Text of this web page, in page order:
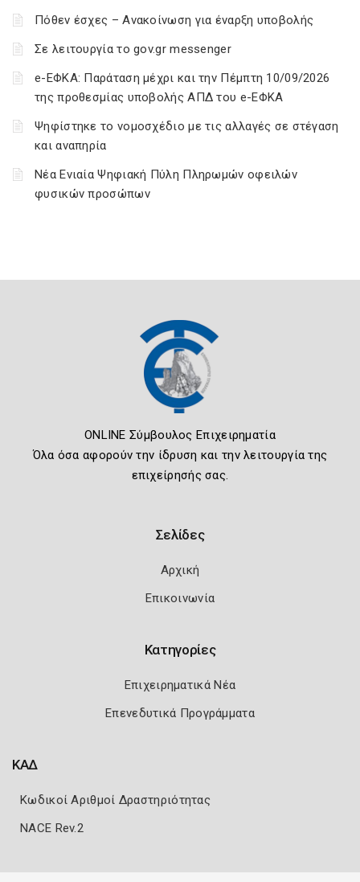
Πόθεν έσχες – Ανακοίνωση για έναρξη υποβολής
Σε λειτουργία το gov.gr messenger
e-ΕΦΚΑ: Παράταση μέχρι και την Πέμπτη 10/09/2026
της προθεσμίας υποβολής ΑΠΔ του e-ΕΦΚΑ
Ψηφίστηκε το νομοσχέδιο με τις αλλαγές σε στέγαση
και αναπηρία
Νέα Ενιαία Ψηφιακή Πύλη Πληρωμών οφειλών
φυσικών προσώπων
ONLINE Σύμβουλος Επιχειρηματία
Όλα όσα αφορούν την ίδρυση και την λειτουργία της
επιχείρησής σας.
Σελίδες
Αρχική
Επικοινωνία
Κατηγορίες
Επιχειρηματικά Νέα
Επενεδυτικά Προγράμματα
ΚΑΔ
Κωδικοί Αριθμοί Δραστηριότητας
NACE Rev.2